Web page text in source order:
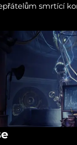
smrtící